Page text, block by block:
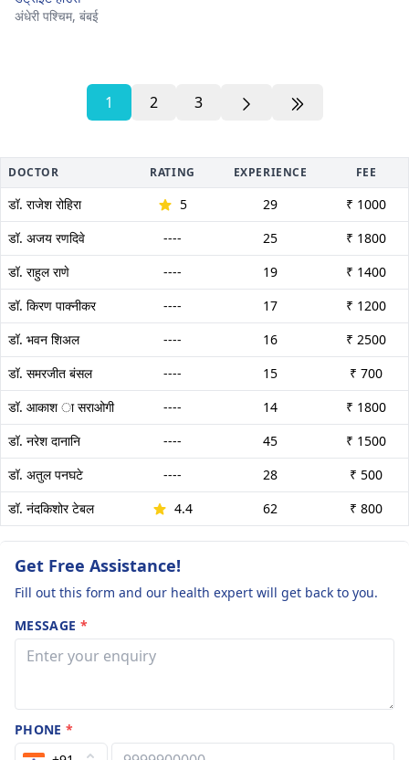
अंधेरी पश्चिम, बंबई
1 2 3
DOCTOR RATING EXPERIENCE FEE
डॉ. राजेश रोहिरा 5 29
₹ 1000
डॉ. अजय रणदिवे
---- 25
₹ 1800
डॉ. राहुल राणे
---- 19
₹ 1400
डॉ. किरण पाक्नीकर
---- 17
₹ 1200
डॉ. भवन शिअल
---- 16
₹ 2500
डॉ. समरजीत बंसल
---- 15
₹ 700
डॉ. आकाश ा सराओगी
---- 14
₹ 1800
डॉ. नरेश दानानि
---- 45
₹ 1500
डॉ. अतुल पनघटे
---- 28
₹ 500
डॉ. नंदकिशोर टेबल
4.4 62 ₹ 800
Get Free Assistance!
Fill out this form and our health expert will get back to you.
MESSAGE *
PHONE*